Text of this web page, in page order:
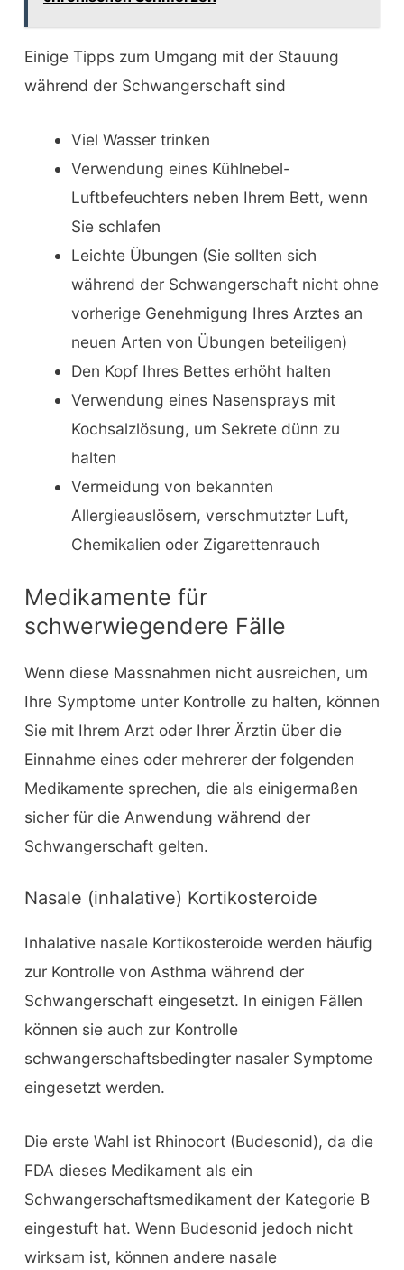
Einige Tipps zum Umgang mit der Stauung
während der Schwangerschaft sind
Viel Wasser trinken
Verwendung eines Kühlnebel-
Luftbefeuchters neben Ihrem Bett, wenn
Sie schlafen
Leichte Übungen (Sie sollten sich
während der Schwangerschaft nicht ohne
vorherige Genehmigung Ihres Arztes an
neuen Arten von Übungen beteiligen)
Den Kopf Ihres Bettes erhöht halten
Verwendung eines Nasensprays mit
Kochsalzlösung, um Sekrete dünn zu
halten
Vermeidung von bekannten
Allergieauslösern, verschmutzter Luft,
Chemikalien oder Zigarettenrauch
Medikamente für
schwerwiegendere Fälle
Wenn diese Massnahmen nicht ausreichen, um
Ihre Symptome unter Kontrolle zu halten, können
Sie mit Ihrem Arzt oder Ihrer Ärztin über die
Einnahme eines oder mehrerer der folgenden
Medikamente sprechen, die als einigermaßen
sicher für die Anwendung während der
Schwangerschaft gelten.
Nasale (inhalative) Kortikosteroide
Inhalative nasale Kortikosteroide werden häufig
zur Kontrolle von Asthma während der
Schwangerschaft eingesetzt. In einigen Fällen
können sie auch zur Kontrolle
schwangerschaftsbedingter nasaler Symptome
eingesetzt werden.
Die erste Wahl ist Rhinocort (Budesonid), da die
FDA dieses Medikament als ein
Schwangerschaftsmedikament der Kategorie B
eingestuft hat. Wenn Budesonid jedoch nicht
wirksam ist, können andere nasale